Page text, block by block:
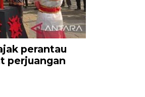
perantau
perjuangan